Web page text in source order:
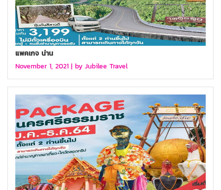
แพคเกจ น่าน
November 1, 2021 | by Jubilee Travel